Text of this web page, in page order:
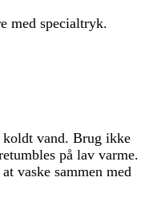
med specialtryk.
koldt vand. Brug ikke
på lav varme.
vaske sammen med